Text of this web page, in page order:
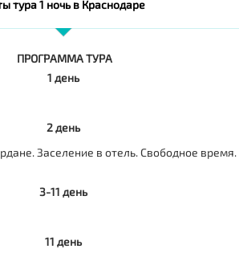
тура 1 ночь в Краснодаре
ПРОГРАММА ТУРА
1 день
2 день
Заселение в отель. Свободное время.
3-11 день
11 день